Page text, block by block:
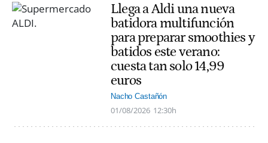
Llega a Aldi una nueva
batidora multifunción
para preparar smoothies y
batidos este verano:
cuesta tan solo 14,99
euros
Nacho Castañón
01/08/2026 12:30h